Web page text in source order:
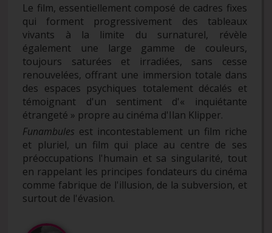
Le film, essentiellement composé de cadres fixes
qui forment progressivement des tableaux
vivants à la limite du surnaturel, révèle
également une large gamme de couleurs,
toujours saturées et irradiées, sans cesse
renouvelées, offrant une immersion totale dans
des espaces psychiques totalement décalés et
témoignant d'un sentiment d'« inquiétante
étrangeté » propre au cinéma d'Ilan Klipper.
Funambules est incontestablement un film riche
et pluriel, un film qui place au centre de ses
préoccupations l'humain et sa singularité, tout
en rappelant les principes fondateurs du cinéma
comme fabrique de l'illusion, de la subversion, et
surtout de l'évasion.